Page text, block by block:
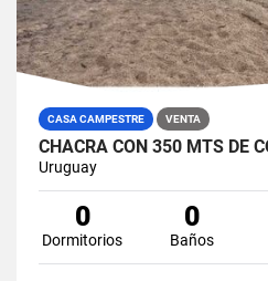
CASA CAMPESTRE VENTA
Uruguay
0
Dormitorios
0
Baños